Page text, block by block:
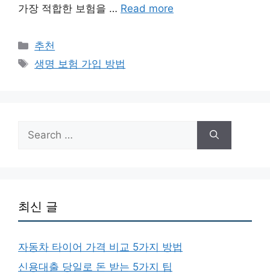
가장 적합한 보험을 … Read more
Categories
추천
Tags
생명 보험 가입 방법
for:
최신 글
자동차 타이어 가격 비교 5가지 방법
신용대출 당일로 돈 받는 5가지 팁